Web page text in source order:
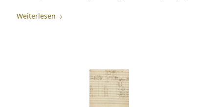
Weiterlesen